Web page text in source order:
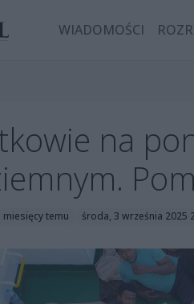
WIADOMOŚCI
na
miesięcy temu środa, 3 września 2025